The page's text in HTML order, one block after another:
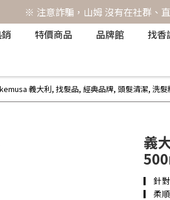
※ 注意詐騙，山姆 沒有在社群、
特價商品 品牌館 找香
義大利, 找髮品, 經典品牌, 頭髮清潔, 洗髮
義
▎ 針對
▎ 柔順